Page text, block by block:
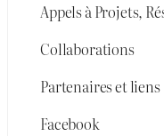
Appels à Projets,
Collaborations
Partenaires et liens
Facebook